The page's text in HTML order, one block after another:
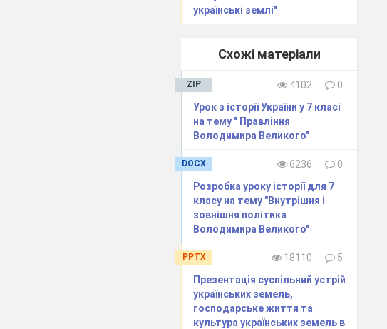
українські землі"
Схожі матеріали
ZIP 4102
0
​Урок з історії України у 7 класі
на тему " Правління
Володимира Великого"
DOCX 6236
0
Розробка уроку історії для 7
класу на тему "Внутрішня і
зовнішня політика
Володимира Великого"
PPTX 18110
5
Презентація суспільний устрій
українських земель,
господарське життя та
культура українських земель в